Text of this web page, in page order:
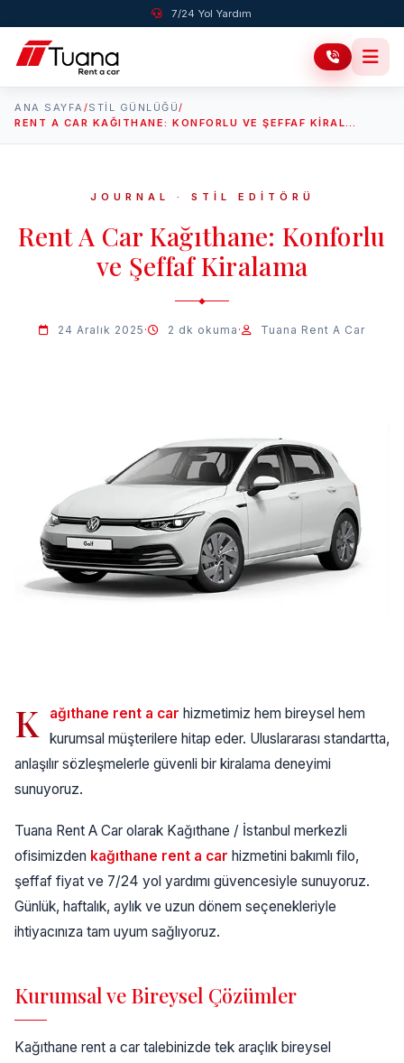
7/24 Yol Yardım
ANA SAYFA /STIL GÜNLÜĞÜ/
RENT A CAR KAĞITHANE: KONFORLU VE ŞEFFAF KIRALAMA
JOURNAL · STİL EDİTÖRÜ
Rent A Car Kağıthane: Konforlu
ve Şeffaf Kiralama
24 Aralık 2025 · 2 dk okuma · Tuana Rent A Car
K ağıthane rent a car hizmetimiz hem bireysel hem
kurumsal müşterilere hitap eder. Uluslararası standartta,
anlaşılır sözleşmelerle güvenli bir kiralama deneyimi
sunuyoruz.
Tuana Rent A Car olarak Kağıthane / İstanbul merkezli
ofisimizden kağıthane rent a car hizmetini bakımlı filo,
şeffaf fiyat ve 7/24 yol yardımı güvencesiyle sunuyoruz.
Günlük, haftalık, aylık ve uzun dönem seçenekleriyle
ihtiyacınıza tam uyum sağlıyoruz.
Kurumsal ve Bireysel Çözümler
Kağıthane rent a car talebinizde tek araçlık bireysel